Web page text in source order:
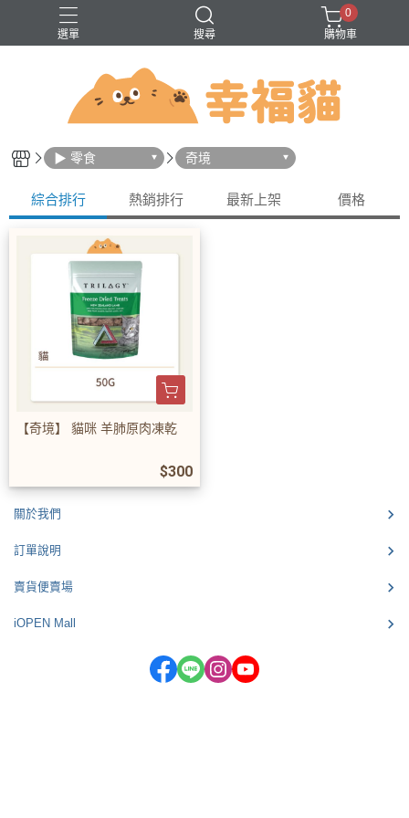
選單 搜尋
巔峰 法米納 無穀
0
購物車
▶ 零食 奇境
綜合排行 熱銷排行 最新上架 價格
【奇境】 貓咪 羊肺原肉凍乾
$300
關於我們
訂單說明
賣貨便賣場
iOPEN Mall